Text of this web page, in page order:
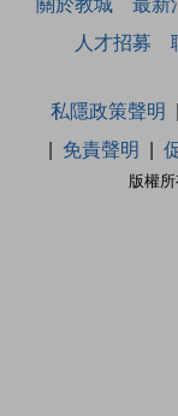
人才招募
版權
私隱政策聲明
免責聲明